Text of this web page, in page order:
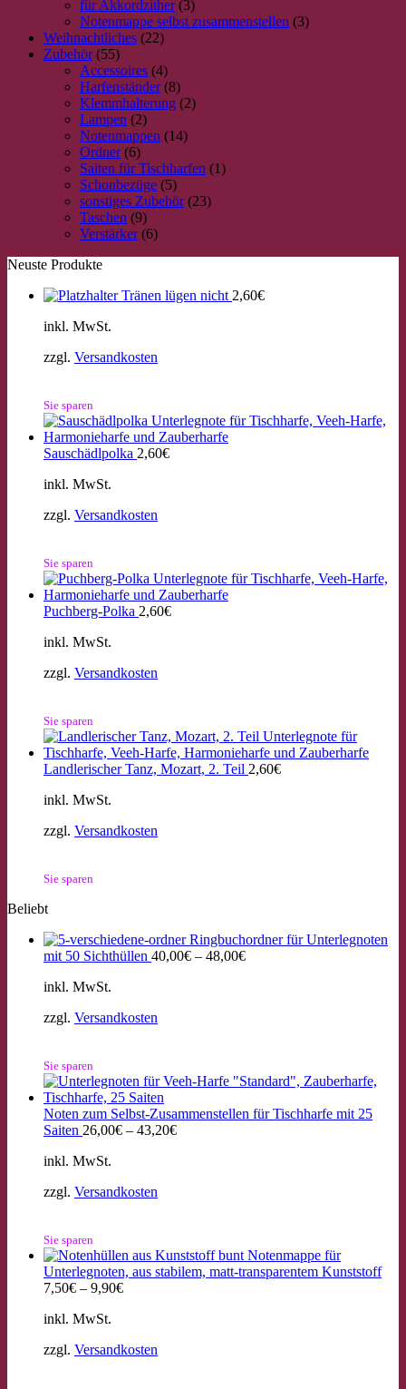
für Akkordzither (3)
Notenmappe selbst zusammenstellen (3)
Weihnachtliches (22)
Zubehör (55)
Accessoires (4)
Harfenständer (8)
Klemmhalterung (2)
Lampen (2)
Notenmappen (14)
Ordner (6)
Saiten für Tischharfen (1)
Schonbezüge (5)
sonstiges Zubehör (23)
Taschen (9)
Verstärker (6)
Neuste Produkte
Tränen lügen nicht 2,60€
inkl. MwSt.
zzgl. Versandkosten
Sie sparen
Sauschädlpolka 2,60€
inkl. MwSt.
zzgl. Versandkosten
Sie sparen
Puchberg-Polka 2,60€
inkl. MwSt.
zzgl. Versandkosten
Sie sparen
Landlerischer Tanz, Mozart, 2. Teil 2,60€
inkl. MwSt.
zzgl. Versandkosten
Sie sparen
Beliebt
Ringbuchordner für Unterlegnoten
mit 50 Sichthüllen 40,00€ – 48,00€
inkl. MwSt.
zzgl. Versandkosten
Sie sparen
Noten zum Selbst-Zusammenstellen für Tischharfe mit 25
Saiten 26,00€ – 43,20€
inkl. MwSt.
zzgl. Versandkosten
Sie sparen
Notenmappe für
Unterlegnoten, aus stabilem, matt-transparentem Kunststoff
7,50€ – 9,90€
inkl. MwSt.
zzgl. Versandkosten